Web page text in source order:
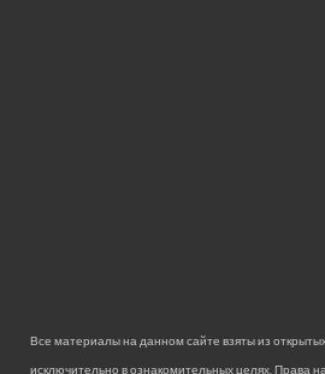
Все материалы на данном сайте взяты из
исключительно в ознакомительных целях. Права